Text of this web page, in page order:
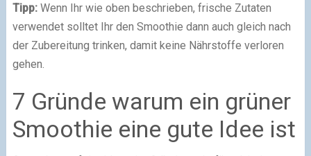
Tipp:Wenn Ihr wie oben beschrieben, frische Zutaten
verwendet solltet Ihr den Smoothie dann auch gleich nach
der Zubereitung trinken, damit keine Nährstoffe verloren
gehen.
7 Gründe warum ein grüner
Smoothie eine gute Idee ist